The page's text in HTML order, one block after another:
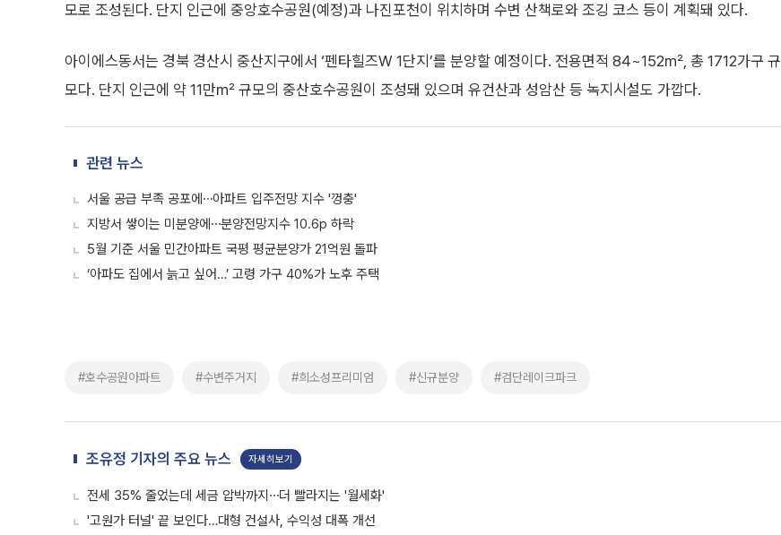
모로 조성된다. 단지 인근에 중앙호수공원(예정)과 나진포천이 위치하며 수변 산책로와 조깅 코스 등이 계획돼 있다.
아이에스동서는 경북 경산시 중산지구에서 ‘펜타힐즈W 1단지’를 분양할 예정이다. 전용면적 84~152㎡, 총 1712가구 규
모다. 단지 인근에 약 11만㎡ 규모의 중산호수공원이 조성돼 있으며 유건산과 성암산 등 녹지시설도 가깝다.
관련 뉴스
서울 공급 부족 공포에⋯아파트 입주전망 지수 '껑충'
지방서 쌓이는 미분양에⋯분양전망지수 10.6p 하락
5월 기준 서울 민간아파트 국평 평균분양가 21억원 돌파
‘아파도 집에서 늙고 싶어…’ 고령 가구 40%가 노후 주택
#호수공원아파트 #수변주거지 #희소성프리미엄 #신규분양 #검단레이크파크
조유정 기자의 주요 뉴스 자세히보기
전세 35% 줄었는데 세금 압박까지⋯더 빨라지는 '월세화'
'고원가 터널' 끝 보인다…대형 건설사, 수익성 대폭 개선